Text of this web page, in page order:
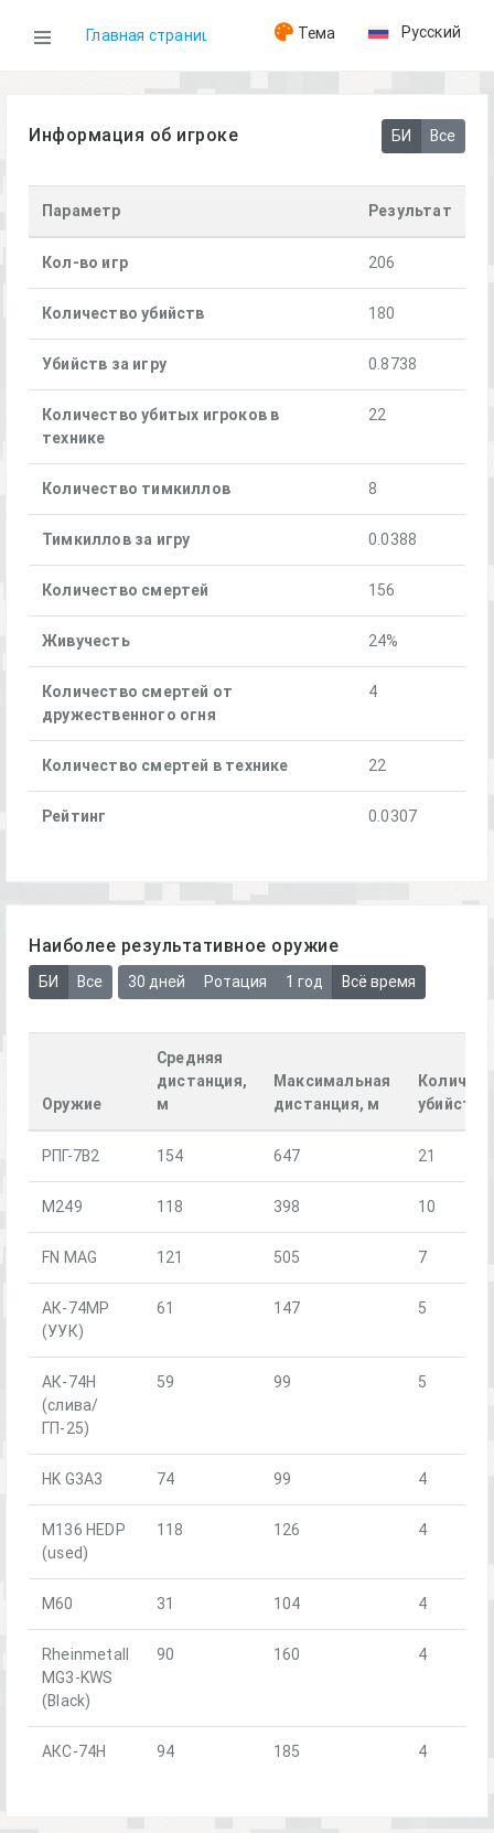
Главная страница Тема Русский
Информация об игроке БИ Все
Параметр Результат
Кол-во игр 206
Количество убийств 180
Убийств за игру 0.8738
Количество убитых игроков в
технике
22
Количество тимкиллов 8
Тимкиллов за игру 0.0388
Количество смертей 156
Живучесть 24%
Количество смертей от
дружественного огня
4
Количество смертей в технике 22
Рейтинг 0.0307
Наиболее результативное оружие
БИ Все 30 дней Ротация 1 год Всё время
Оружие
Средняя
дистанция,
м
Максимальная
дистанция, м
убийств
РПГ-7В2 154 647 21
M249 118 398 10
FN MAG 121 505 7
АК-74МР
(УУК)
61 147 5
АК-74Н
(слива/
ГП-25)
59 99 5
HK G3A3 74 99 4
M136 HEDP
(used)
118 126 4
M60 31 104 4
Rheinmetall
MG3-KWS
(Black)
90 160 4
АКС-74Н 94 185 4